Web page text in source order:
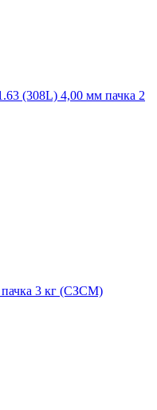
(308L) 4,00 мм пачка 2
3 кг (СЗСМ)